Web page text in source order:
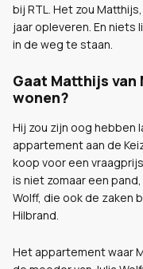
bij RTL. Het zou
jaar opleveren. En niets
in de weg te staan.
Gaat Matthijs van
wonen?
Hij zou zijn oog hebben
appartement aan de
koop voor een
is niet zomaar een
Wolff, die ook de zaken
Hilbrand.
Het appartement waar